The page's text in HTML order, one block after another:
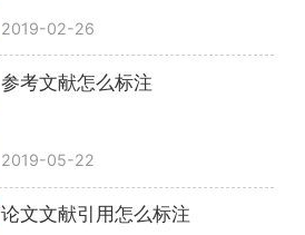
2019-02-26
参考文献怎么标注
2019-05-22
论文文献引用怎么标注